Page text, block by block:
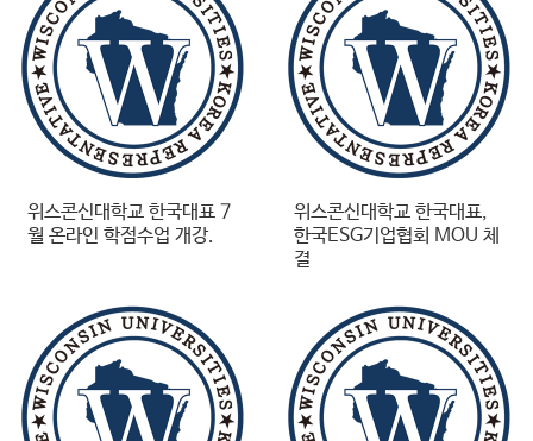
위스콘신대학교 한국대표 7
월 온라인 학점수업 개강.
위스콘신대학교 한국대표,
한국ESG기업협회 MOU 체
결